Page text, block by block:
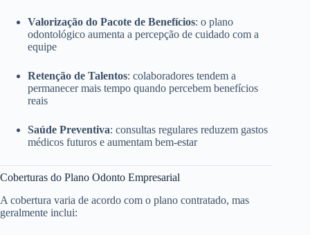
Valorização do Pacote de Benefícios: o plano
odontológico aumenta a percepção de cuidado com a
equipe
Retenção de Talentos: colaboradores tendem a
permanecer mais tempo quando percebem benefícios
reais
Saúde Preventiva: consultas regulares reduzem gastos
médicos futuros e aumentam bem-estar
Coberturas do Plano Odonto Empresarial
A cobertura varia de acordo com o plano contratado, mas
geralmente inclui: